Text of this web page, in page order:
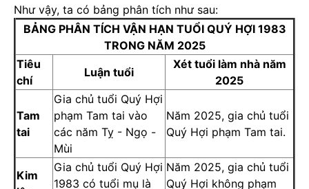
Như vậy, ta có bảng phân tích như sau:
BẢNG PHÂN TÍCH VẬN HẠN TUỔI QUÝ HỢI 1983
TRONG NĂM 2025
Tiêu
chí
Luận tuổi
Xét tuổi làm nhà năm
2025
Tam
tai
Gia chủ tuổi Quý Hợi
phạm Tam tai vào
các năm Tỵ - Ngọ -
Mùi
Năm 2025, gia chủ tuổi
Quý Hợi phạm Tam tai.
Kim
Gia chủ tuổi Quý Hợi
1983 có tuổi mụ là
Năm 2025, gia chủ tuổi
Quý Hợi không phạm